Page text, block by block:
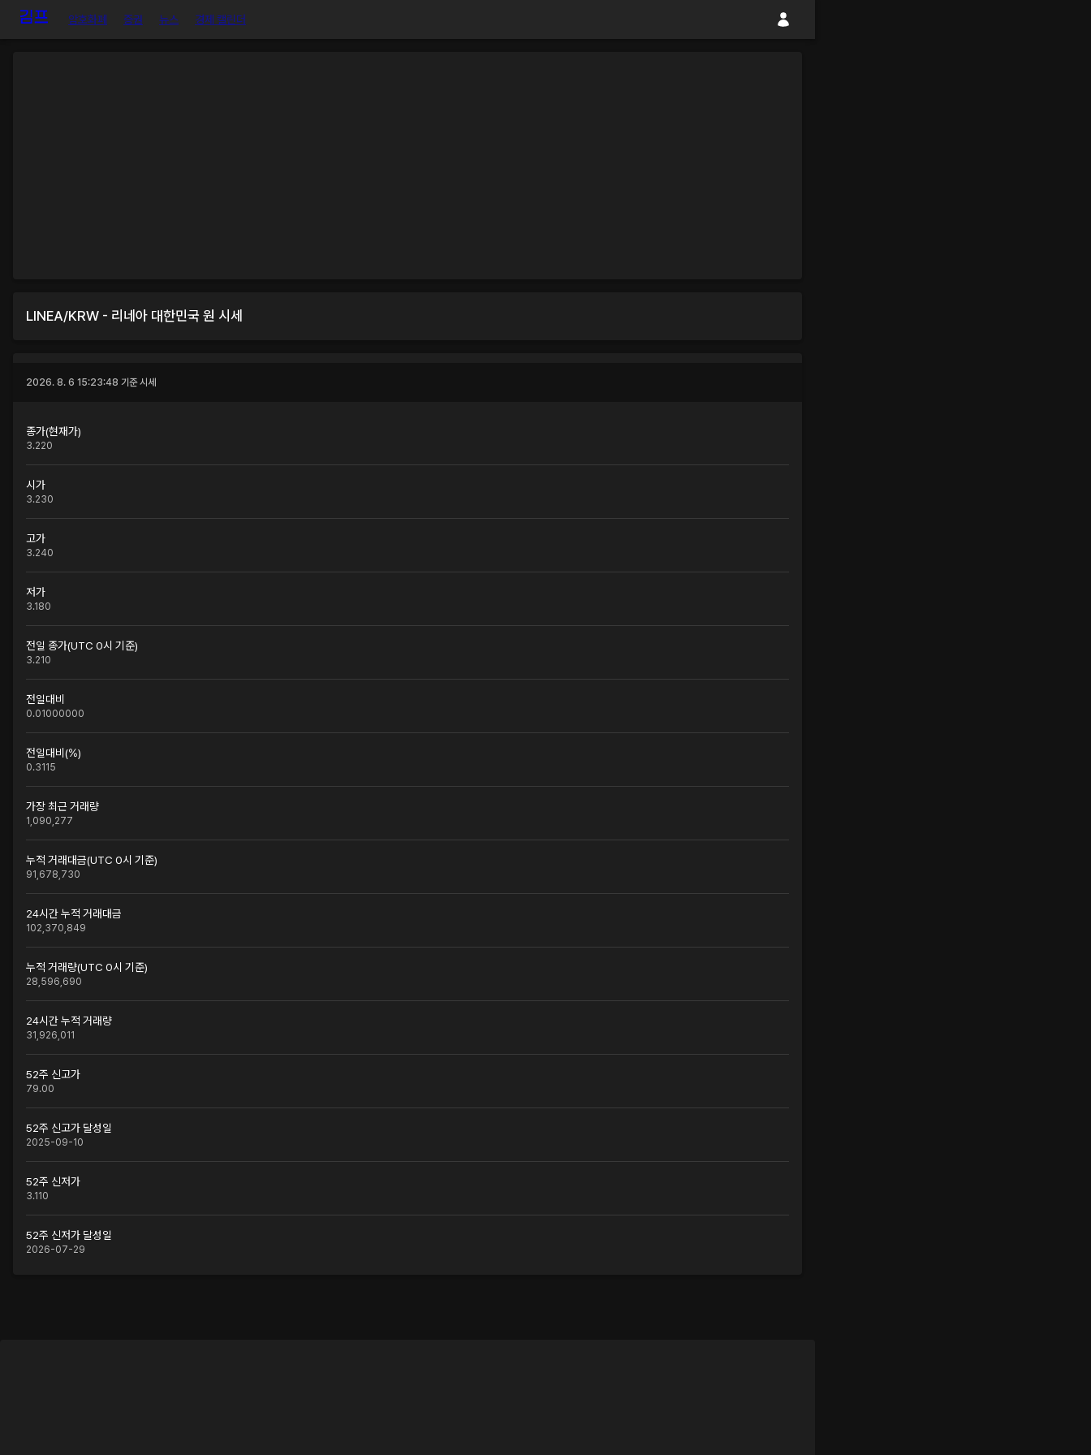
암호화폐 증권 뉴스 경제 캘린더
LINEA/KRW - 리네아 대한민국 원 시세
2026. 8. 6 15:23:48 기준 시세
종가(현재가)
3.220
시가
3.230
고가
3.240
저가
3.180
전일 종가(UTC 0시 기준)
3.210
전일대비
0.01000000
전일대비(%)
0.3115
가장 최근 거래량
1,090,277
누적 거래대금(UTC 0시 기준)
91,678,730
24시간 누적 거래대금
102,370,849
누적 거래량(UTC 0시 기준)
28,596,690
24시간 누적 거래량
31,926,011
52주 신고가
79.00
52주 신고가 달성일
2025-09-10
52주 신저가
3.110
52주 신저가 달성일
2026-07-29